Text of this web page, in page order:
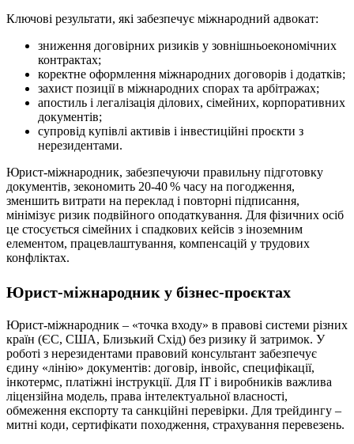
Ключові результати, які забезпечує міжнародний адвокат:
зниження договірних ризиків у зовнішньоекономічних
контрактах;
коректне оформлення міжнародних договорів і додатків;
захист позиції в міжнародних спорах та арбітражах;
апостиль і легалізація ділових, сімейних, корпоративних
документів;
супровід купівлі активів і інвестиційні проєкти з
нерезидентами.
Юрист-міжнародник, забезпечуючи правильну підготовку
документів, зекономить 20-40 % часу на погодження,
зменшить витрати на переклад і повторні підписання,
мінімізує ризик подвійного оподаткування. Для фізичних осіб
це стосується сімейних і спадкових кейсів з іноземним
елементом, працевлаштування, компенсацій у трудових
конфліктах.
Юрист-міжнародник у бізнес-проєктах
Юрист-міжнародник – «точка входу» в правові системи різних
країн (ЄС, США, Близький Схід) без ризику й затримок. У
роботі з нерезидентами правовий консультант забезпечує
єдину «лінію» документів: договір, інвойс, специфікації,
інкотермс, платіжні інструкції. Для ІТ і виробників важлива
ліцензійна модель, права інтелектуальної власності,
обмеження експорту та санкційні перевірки. Для трейдингу –
митні коди, сертифікати походження, страхування перевезень.